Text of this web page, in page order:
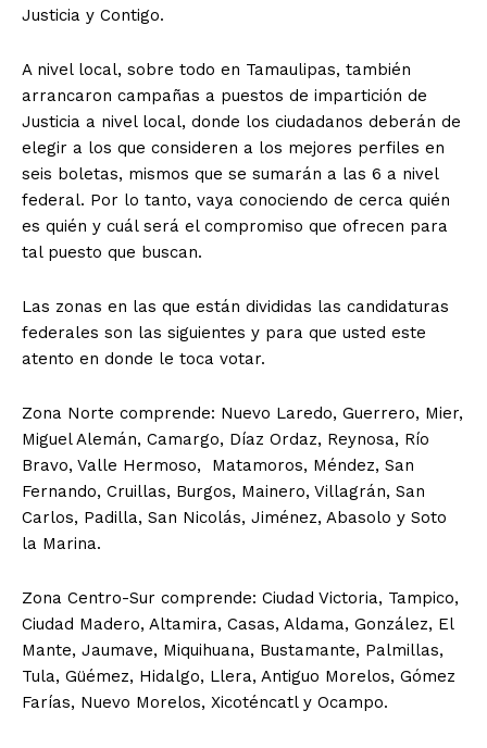
Justicia y Contigo.
A nivel local, sobre todo en Tamaulipas, también
arrancaron campañas a puestos de impartición de
Justicia a nivel local, donde los ciudadanos deberán de
elegir a los que consideren a los mejores perfiles en
seis boletas, mismos que se sumarán a las 6 a nivel
federal. Por lo tanto, vaya conociendo de cerca quién
es quién y cuál será el compromiso que ofrecen para
tal puesto que buscan.
Las zonas en las que están divididas las candidaturas
federales son las siguientes y para que usted este
atento en donde le toca votar.
Zona Norte comprende: Nuevo Laredo, Guerrero, Mier,
Miguel Alemán, Camargo, Díaz Ordaz, Reynosa, Río
Bravo, Valle Hermoso, Matamoros, Méndez, San
Fernando, Cruillas, Burgos, Mainero, Villagrán, San
Carlos, Padilla, San Nicolás, Jiménez, Abasolo y Soto
la Marina.
Zona Centro-Sur comprende: Ciudad Victoria, Tampico,
Ciudad Madero, Altamira, Casas, Aldama, González, El
Mante, Jaumave, Miquihuana, Bustamante, Palmillas,
Tula, Güémez, Hidalgo, Llera, Antiguo Morelos, Gómez
Farías, Nuevo Morelos, Xicoténcatl y Ocampo.